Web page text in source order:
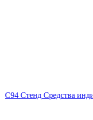
С94 Стенд Средства